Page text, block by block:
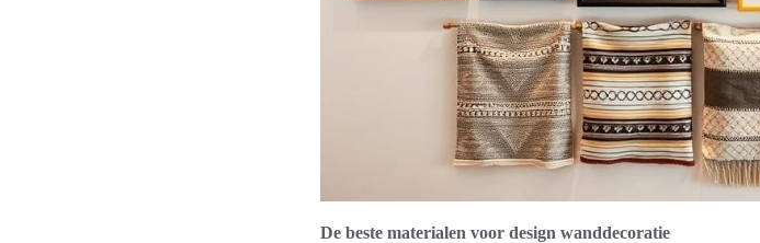
De beste materialen voor design wanddecoratie